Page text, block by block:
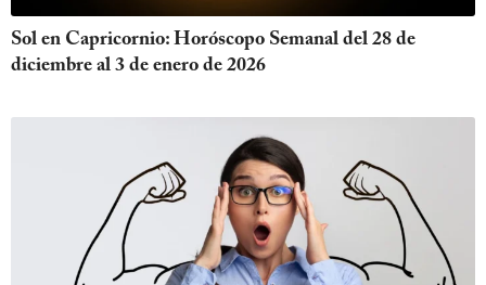
Sol en Capricornio: Horóscopo Semanal del 28 de
diciembre al 3 de enero de 2026